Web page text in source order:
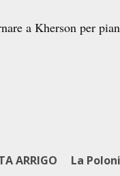
a Kherson per
ARRIGO
La